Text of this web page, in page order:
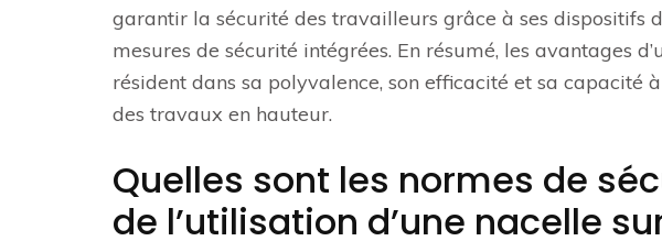
garantir la sécurité des travailleurs grâce à ses dispositifs
mesures de sécurité intégrées. En résumé, les avantages
résident dans sa polyvalence, son efficacité et sa capacité
des travaux en hauteur.
Quelles sont les normes de
de l’utilisation d’une nacelle